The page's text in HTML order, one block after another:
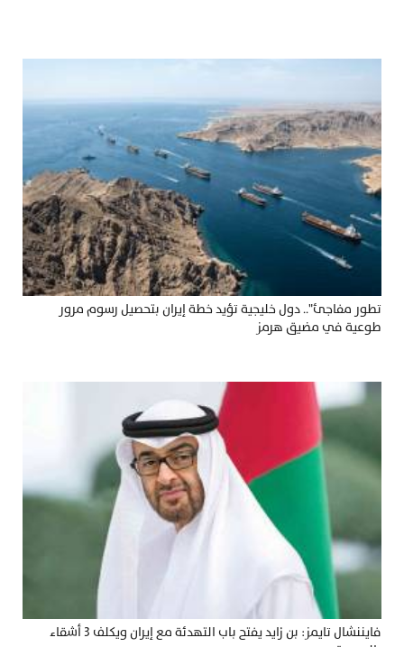
تطور مفاجئ".. دول خليجية تؤيد خطة إيران بتحصيل رسوم مرور
طوعية في مضيق هرمز
فايننشال تايمز: بن زايد يفتح باب التهدئة مع إيران ويكلف 3 أشقاء